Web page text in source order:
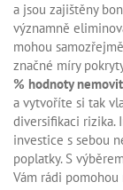
a jsou zajištěny
významně
mohou
značné míry
% hodnoty
a vytvoříte si tak
diversifikaci rizika.
investice s sebou
poplatky. S
Vám rádi